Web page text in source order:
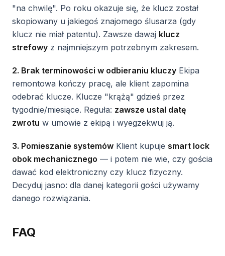
"na chwilę". Po roku okazuje się, że klucz został
skopiowany u jakiegoś znajomego ślusarza (gdy
klucz nie miał patentu). Zawsze dawaj klucz
strefowy z najmniejszym potrzebnym zakresem.
2. Brak terminowości w odbieraniu kluczy Ekipa
remontowa kończy pracę, ale klient zapomina
odebrać klucze. Klucze "krążą" gdzieś przez
tygodnie/miesiące. Reguła: zawsze ustal datę
zwrotu w umowie z ekipą i wyegzekwuj ją.
3. Pomieszanie systemów Klient kupuje smart lock
obok mechanicznego — i potem nie wie, czy gościa
dawać kod elektroniczny czy klucz fizyczny.
Decyduj jasno: dla danej kategorii gości używamy
danego rozwiązania.
FAQ